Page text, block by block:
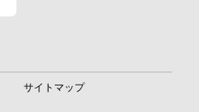
サイトマップ